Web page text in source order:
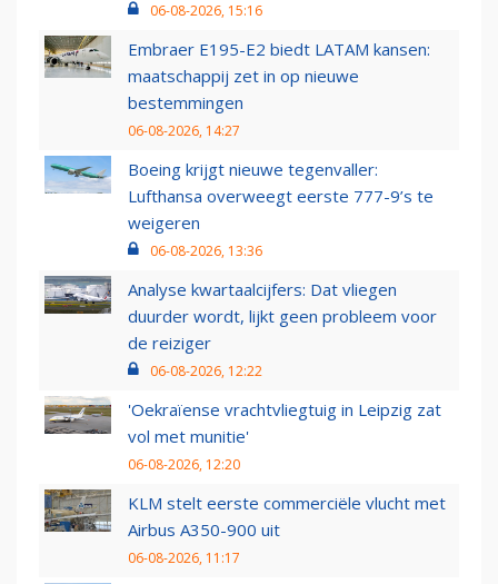
06-08-2026, 15:16
Embraer E195-E2 biedt LATAM kansen:
maatschappij zet in op nieuwe
bestemmingen
06-08-2026, 14:27
Boeing krijgt nieuwe tegenvaller:
Lufthansa overweegt eerste 777-9’s te
weigeren
06-08-2026, 13:36
Analyse kwartaalcijfers: Dat vliegen
duurder wordt, lijkt geen probleem voor
de reiziger
06-08-2026, 12:22
'Oekraïense vrachtvliegtuig in Leipzig zat
vol met munitie'
06-08-2026, 12:20
KLM stelt eerste commerciële vlucht met
Airbus A350-900 uit
06-08-2026, 11:17